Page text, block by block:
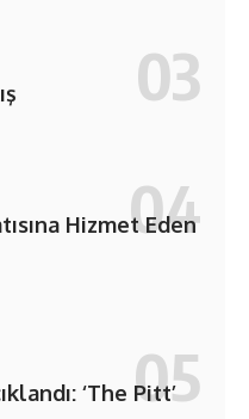
Hizmet Eden
‘The Pitt’